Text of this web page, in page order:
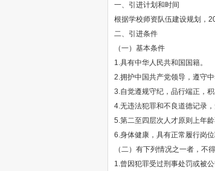
一、引进计划和时间
根据学校师资队伍建设规划，
二、引进条件
（一）基本条件
1.具有中华人民共和国国籍。
2.拥护中国共产党领导，遵守中
3.自觉遵规守纪，品行端正，
4.无违法犯罪和不良道德记录
5.第二至四层次人才原则上年
6.身体健康，具有正常履行岗位
（二）有下列情况之一者，不
1.曾因犯罪受过刑事处罚或被